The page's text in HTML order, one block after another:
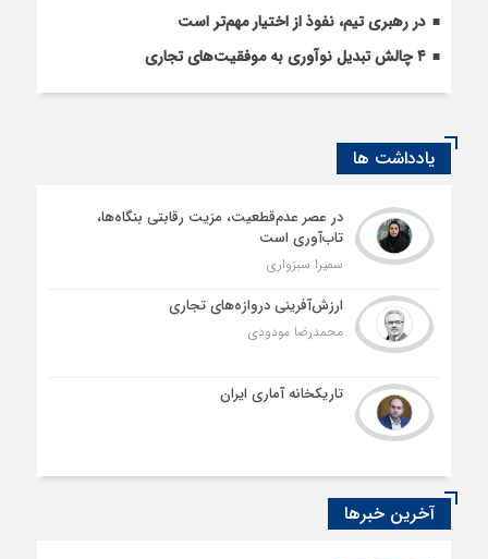
در رهبری تیم، نفوذ از اختیار مهم‌تر است
۴ چالش تبدیل نوآوری به موفقیت‌های تجاری
یادداشت ها
در عصر عدم‌قطعیت، مزیت رقابتی بنگاه‌ها،
تاب‌آوری است
سمیرا سبزواری
ارزش‌آفرینی دروازه‌های تجاری
محمدرضا مودودی
تاریکخانه آماری ایران
آخرین خبرها